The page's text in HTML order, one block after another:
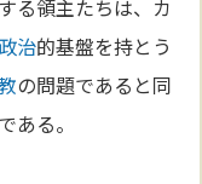
る領主たちは、カ
政治的基盤を持とう
の問題であると同
ある。